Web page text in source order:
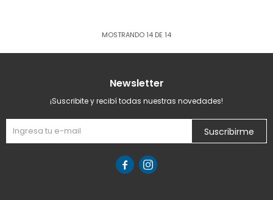
MOSTRANDO 14 DE 14
Newsletter
¡Suscribite y recibí todas nuestras novedades!
Suscribirme
 